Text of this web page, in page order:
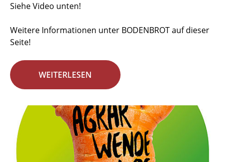
Siehe Video unten!
Weitere Informationen unter BODENBROT auf dieser
Seite!
WEITERLESEN